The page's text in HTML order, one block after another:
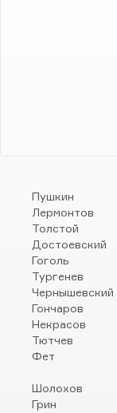
Пушкин
Лермонтов
Толстой
Достоевский
Гоголь
Тургенев
Чернышевский
Гончаров
Некрасов
Тютчев
Фет
Шолохов
Грин